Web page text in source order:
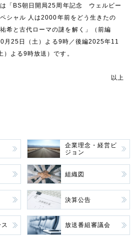
「BS朝日開局25周年記念 ウェルビー
シャル 人は2000年前をどう生きたの
希と古代ローマの謎を解く」（前編
月25日（土）よる9時／後編2025年11
）よる9時放送）です。
以上
企業理念・経営ビ
ジョン
組織図
決算公告
放送番組審議会